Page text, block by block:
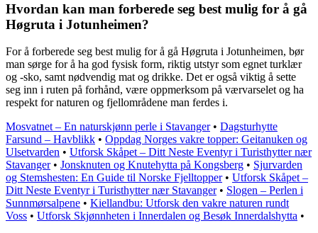
Hvordan kan man forberede seg best mulig for å gå
Høgruta i Jotunheimen?
For å forberede seg best mulig for å gå Høgruta i Jotunheimen, bør
man sørge for å ha god fysisk form, riktig utstyr som egnet turklær
og -sko, samt nødvendig mat og drikke. Det er også viktig å sette
seg inn i ruten på forhånd, være oppmerksom på værvarselet og ha
respekt for naturen og fjellområdene man ferdes i.
Mosvatnet – En naturskjønn perle i Stavanger• Dagsturhytte
Farsund – Havblikk • Oppdag Norges vakre topper: Geitanuken og
Ulsetvarden • Utforsk Skåpet – Ditt Neste Eventyr i Turisthytter nær
Stavanger• Jonsknuten og Knutehytta på Kongsberg • Sjurvarden
og Stemshesten: En Guide til Norske Fjelltopper• Utforsk Skåpet –
Ditt Neste Eventyr i Turisthytter nær Stavanger• Slogen – Perlen i
Sunnmørsalpene • Kiellandbu: Utforsk den vakre naturen rundt
Voss • Utforsk Skjønnheten i Innerdalen og Besøk Innerdalshytta •